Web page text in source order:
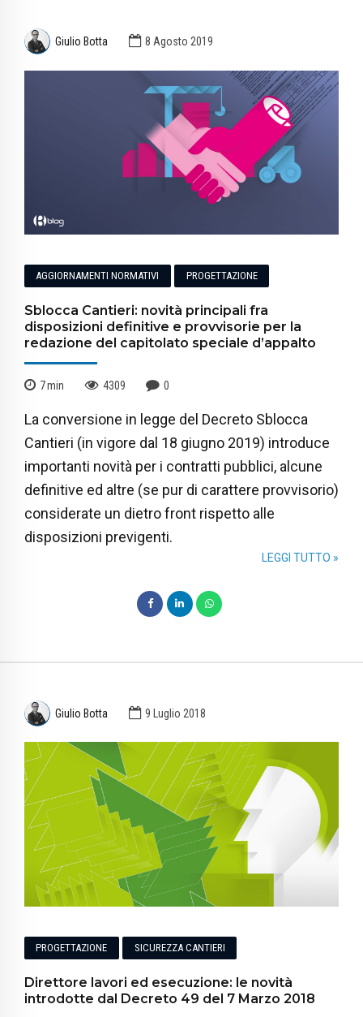
Giulio Botta 8 Agosto 2019
AGGIORNAMENTI NORMATIVI PROGETTAZIONE
Sblocca Cantieri: novità principali fra
disposizioni definitive e provvisorie per la
redazione del capitolato speciale d’appalto
7min 4309 0
La conversione in legge del Decreto Sblocca
Cantieri (in vigore dal 18 giugno 2019) introduce
importanti novità per i contratti pubblici, alcune
definitive ed altre (se pur di carattere provvisorio)
considerate un dietro front rispetto alle
disposizioni previgenti.
LEGGI TUTTO »
Giulio Botta 9 Luglio 2018
PROGETTAZIONE SICUREZZA CANTIERI
Direttore lavori ed esecuzione: le novità
introdotte dal Decreto 49 del 7 Marzo 2018